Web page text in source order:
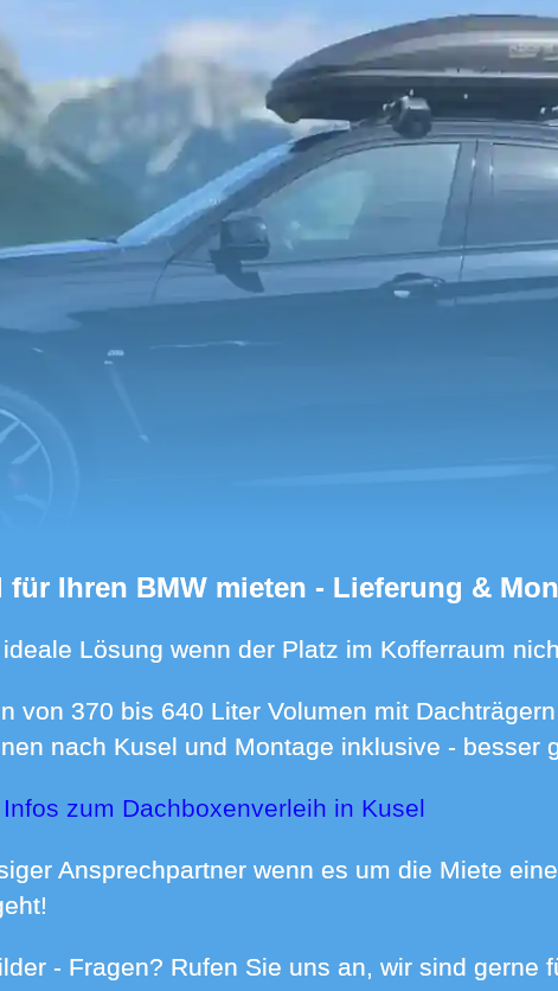
für Ihren BMW mieten - Lieferung &
ideale Lösung wenn der Platz im Kofferraum
nach Kusel und Montage inklusive - besser
zum Dachboxenverleih in Kusel
- Fragen? Rufen Sie uns an, wir sind gerne